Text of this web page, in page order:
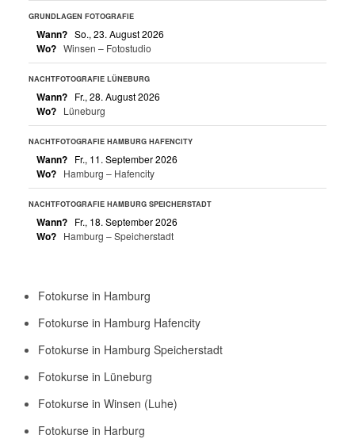
GRUNDLAGEN FOTOGRAFIE
Wann? So., 23. August 2026
Wo? Winsen – Fotostudio
NACHTFOTOGRAFIE LÜNEBURG
Wann? Fr., 28. August 2026
Wo? Lüneburg
NACHTFOTOGRAFIE HAMBURG HAFENCITY
Wann? Fr., 11. September 2026
Wo? Hamburg – Hafencity
NACHTFOTOGRAFIE HAMBURG SPEICHERSTADT
Wann? Fr., 18. September 2026
Wo? Hamburg – Speicherstadt
Fotokurse in Hamburg
Fotokurse in Hamburg Hafencity
Fotokurse in Hamburg Speicherstadt
Fotokurse in Lüneburg
Fotokurse in Winsen (Luhe)
Fotokurse in Harburg